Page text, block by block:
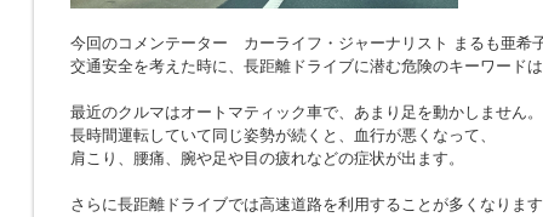
今回のコメンテーター カーライフ・ジャーナリスト まるも亜希
交通安全を考えた時に、長距離ドライブに潜む危険のキーワード
最近のクルマはオートマティック車で、あまり足を動かしません。
長時間運転していて同じ姿勢が続くと、血行が悪くなって、
肩こり、腰痛、腕や足や目の疲れなどの症状が出ます。
さらに長距離ドライブでは高速道路を利用することが多くなりま